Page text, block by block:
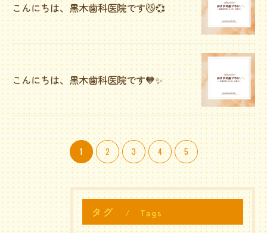
こんにちは、黒木歯科医院です😼💞
こんにちは、黒木歯科医院です🧡✨️
1 2 3 4 5
タグ Tags
ご予約はこちら